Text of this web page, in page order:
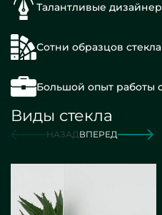
Талантливые
Сотни образцов
Большой опыт работы
Виды стекла
НАЗАДВПЕРЕД